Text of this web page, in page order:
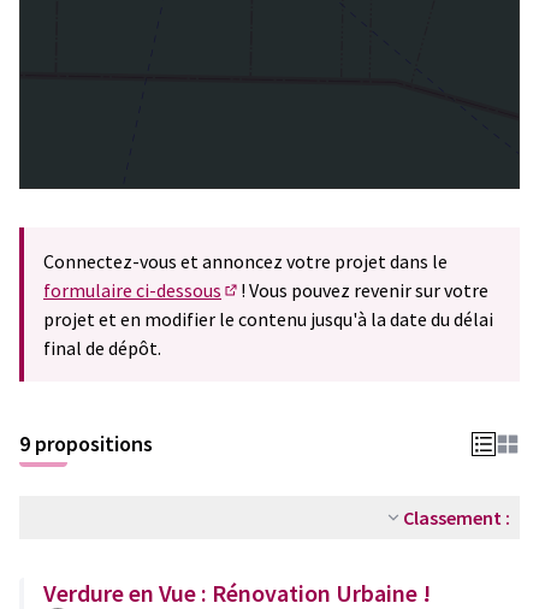
Connectez-vous et annoncez votre projet dans le
formulaire ci-dessous
(S'ouvre dans un nouvel onglet)
! Vous pouvez revenir sur votre
projet et en modifier le contenu jusqu'à la date du délai
final de dépôt.
9 propositions
Classement :
Verdure en Vue : Rénovation Urbaine !